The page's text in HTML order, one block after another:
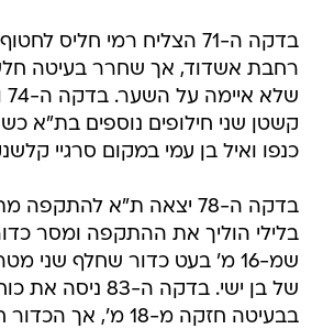
בדקה ה-71 הצליח רמי חליס
רחבת אשדוד, אך שחרר בעיטה
קשטן שני חילופים נוספים בת"א
כנפו ואיל בן עמי במקום סרגיי
בדקה ה-78 יצאה ת"א
בלילי הוליך את ההתקפה ומסר
שמ-16 מ' בעט כדור שחלף שני
של בן ישי. בדקה ה-83
בבעיטה חזקה מ-18 מ',